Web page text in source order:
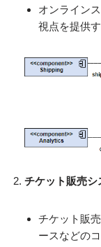
オンライン
視点を提供す
チケット販売シ
チケット販
ースなどの